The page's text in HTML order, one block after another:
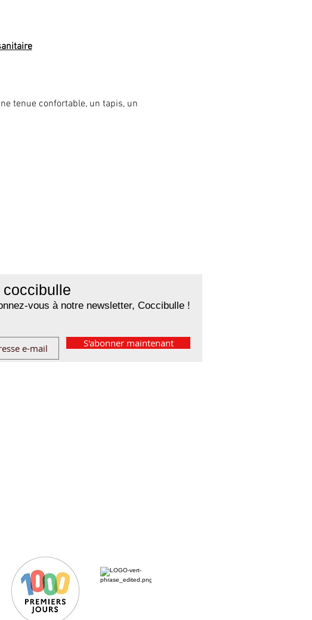
tenue confortable, un tapis, un
coccibulle
vous à notre newsletter, Coccibulle !
S'abonner maintenant